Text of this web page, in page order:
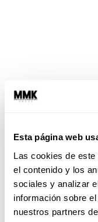
Esta página web
Las cookies de
el contenido y los
sociales y analizar
información sobre
nuestros partners
No subestimen
partido sí lo
juega la
favorita y quiero
detallados